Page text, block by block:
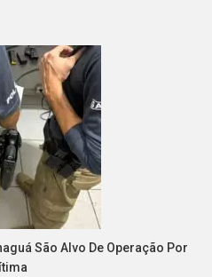
São Alvo De Operação Por